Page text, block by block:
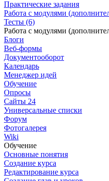
Практические задания
Работа с модулями
Тесты (6)
Работа с модулями
Блоги
Веб-формы
Документооборот
Календарь
Менеджер идей
Обучение
Опросы
Сайты 24
Универсальные списки
Форум
Фотогалерея
Wiki
Обучение
Основные понятия
Создание курса
Редактирование курса